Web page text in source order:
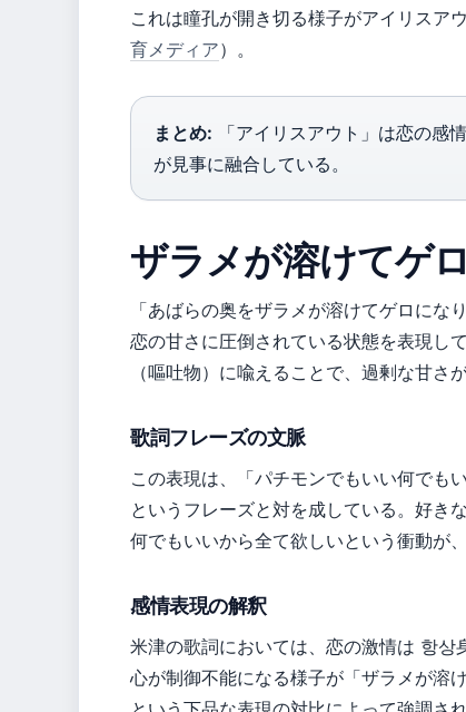
これは瞳孔が開き切る様子がアイリスア
育メディア）。
まとめ: 「アイリスアウト」は恋の感
が見事に融合している。
ザラメが溶けてゲ
「あばらの奥をザラメが溶けてゲロにな
恋の甘さに圧倒されている状態を表現し
（嘔吐物）に喩えることで、過剰な甘さ
歌詞フレーズの文脈
この表現は、「パチモンでもいい何でも
というフレーズと対を成している。好き
何でもいいから全て欲しいという衝動が
感情表現の解釈
米津の歌詞においては、恋の激情は 항상
心が制御不能になる様子が「ザラメが溶